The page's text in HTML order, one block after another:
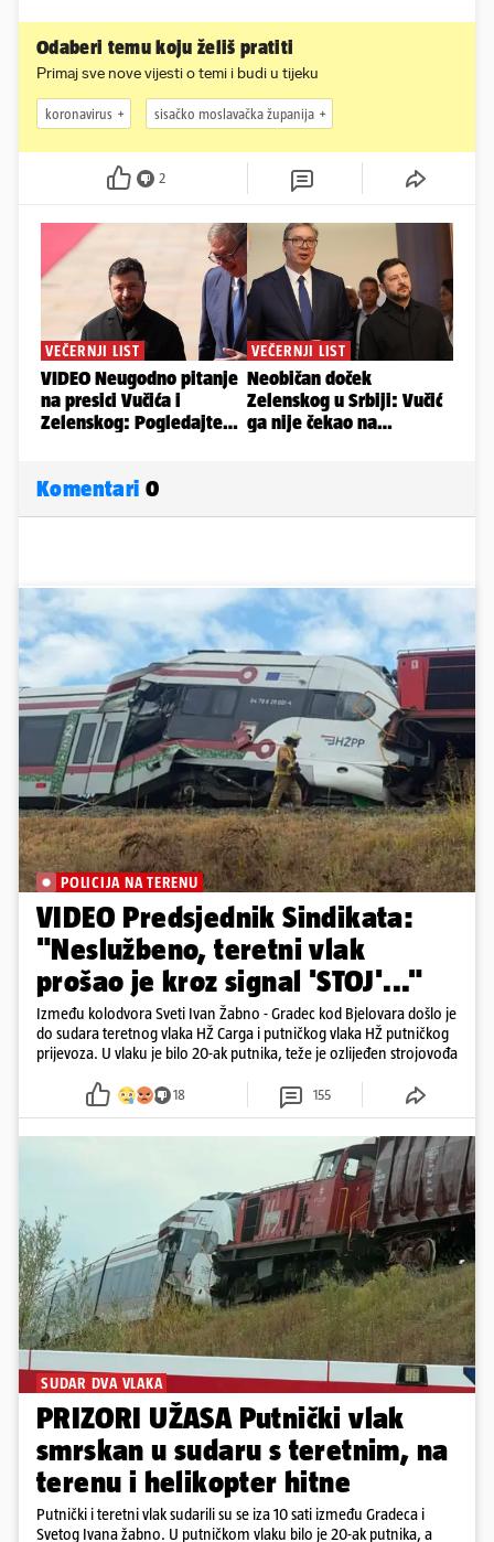
Odaberi temu koju želiš pratiti
Primaj sve nove vijesti o temi i budi u tijeku
koronavirus sisačko moslavačka županija
2
Komentari 0
POLICIJA NA TERENU
VIDEO Predsjednik Sindikata:
"Neslužbeno, teretni vlak
prošao je kroz signal 'STOJ'..."
Između kolodvora Sveti Ivan Žabno - Gradec kod Bjelovara došlo je
do sudara teretnog vlaka HŽ Carga i putničkog vlaka HŽ putničkog
prijevoza. U vlaku je bilo 20-ak putnika, teže je ozlijeđen strojovođa
18 155
SUDAR DVA VLAKA
PRIZORI UŽASA Putnički vlak
smrskan u sudaru s teretnim, na
terenu i helikopter hitne
Putnički i teretni vlak sudarili su se iza 10 sati između Gradeca i
Svetog Ivana žabno. U putničkom vlaku bilo je 20-ak putnika, a